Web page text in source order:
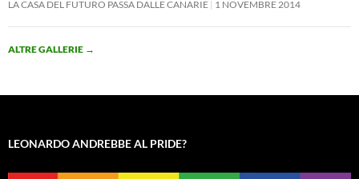
LA CASA DEL FUTURO PASSA DALLE CANARIE 1 NOVEMBRE 2014
ALTRE GALLERIE →
LEONARDO ANDREBBE AL PRIDE?